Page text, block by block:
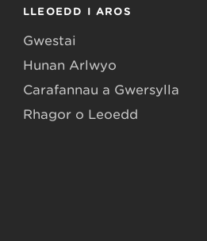
LLEOEDD I AROS
Gwestai
Hunan Arlwyo
Carafannau a Gwersylla
Rhagor o Leoedd